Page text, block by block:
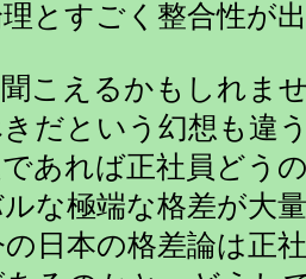
とすごく整合性が
こえるかもしれま
だという幻想も違
あれば正社員どう
な極端な格差が大
日本の格差論は正